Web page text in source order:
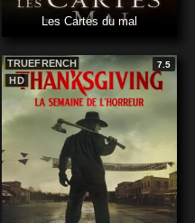
Les Cartes du mal
HD
TRUEFRENCH 7.5